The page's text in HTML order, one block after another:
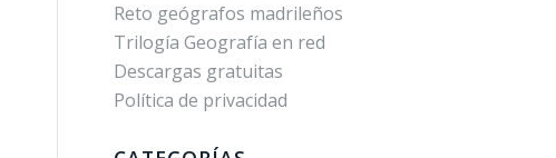
Reto geógrafos madrileños
Trilogía Geografía en red
Descargas gratuitas
Política de privacidad